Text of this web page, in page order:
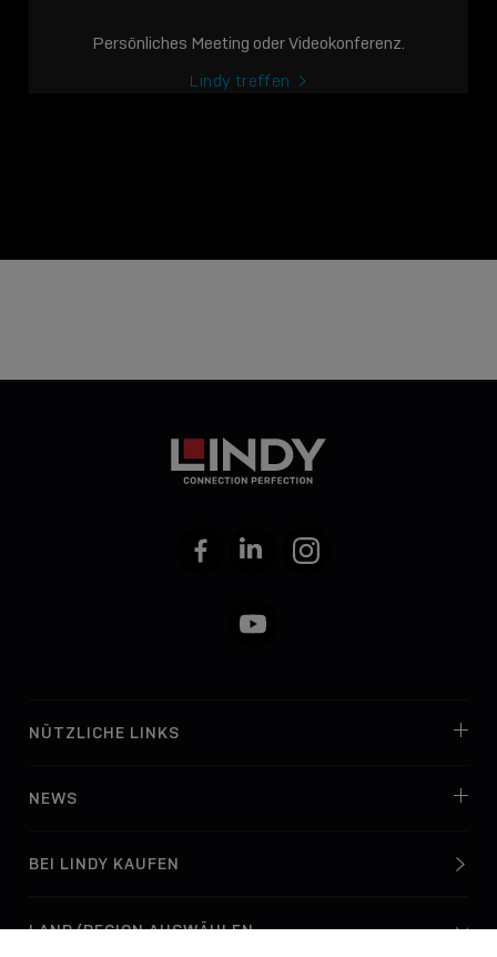
Persönliches Meeting oder Videokonferenz.
Lindy treffen
FacebookLinkedIn Instagram
YouTube
NÜTZLICHE LINKS
NEWS
BEI LINDY KAUFEN